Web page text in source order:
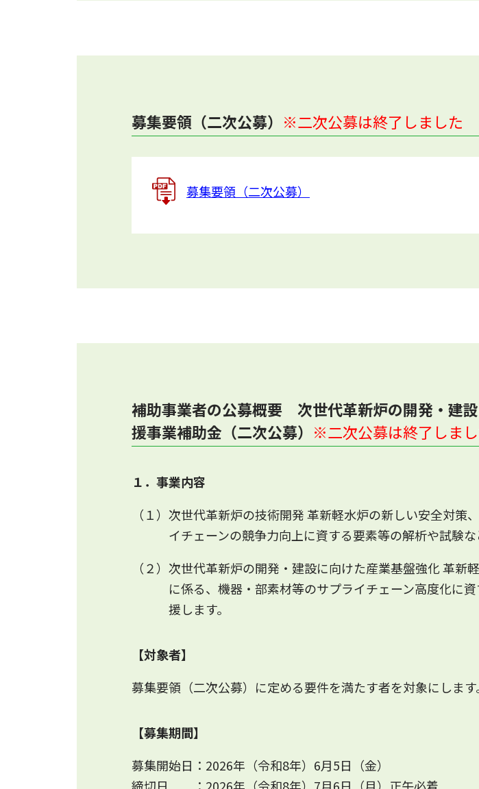
募集要領（二次公募） ※二次公募は終了しました
募集要領（二次公募）
補助事業者の公募概要 次世代革新炉の開発・建
援事業補助金（二次公募） ※二次公募は終了しま
１．事業内容
（１）次世代革新炉の技術開発 革新軽水炉の新しい安全対
イチェーンの競争力向上に資する要素等の解析や試験な
（２）次世代革新炉の開発・建設に向けた産業基盤強化 革
に係る、機器・部素材等のサプライチェーン高度化に
援します。
【対象者】
募集要領（二次公募）に定める要件を満たす者を対象にします
【募集期間】
募集開始日：2026年（令和8年）6月5日（金）